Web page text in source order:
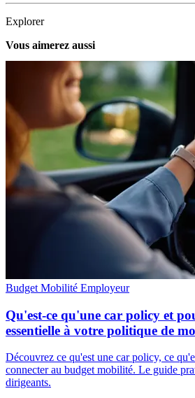
Explorer
Vous aimerez aussi
Budget Mobilité Employeur
Qu'est-ce qu'une car policy et
essentielle à votre politique de
Découvrez ce qu'est une car policy, ce
connecter au budget mobilité. Le guide
dirigeants.